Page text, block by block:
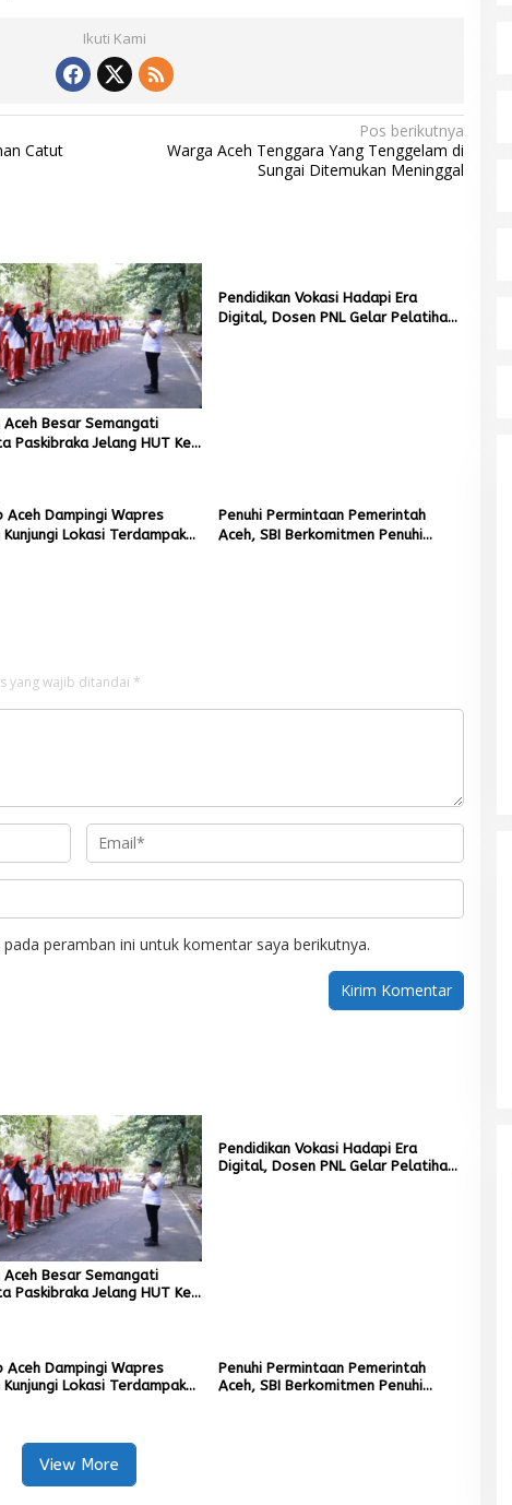
Ikuti Kami
Catut
Pos berikutnya
Warga Aceh Tenggara Yang Tenggelam di
Sungai Ditemukan Meninggal
Aceh Besar Semangati
Paskibraka Jelang HUT Ke-
Pendidikan Vokasi Hadapi Era
Digital, Dosen PNL Gelar Pelatihan
Aceh Dampingi Wapres
Kunjungi Lokasi Terdampak
Penuhi Permintaan Pemerintah
Aceh, SBI Berkomitmen Penuhi
yang wajib ditandai *
peramban ini untuk komentar saya berikutnya.
Aceh Besar Semangati
Paskibraka Jelang HUT Ke-
Pendidikan Vokasi Hadapi Era
Digital, Dosen PNL Gelar Pelatihan
Aceh Dampingi Wapres
Kunjungi Lokasi Terdampak
Penuhi Permintaan Pemerintah
Aceh, SBI Berkomitmen Penuhi
View More
Mualem tunjuk Wan Malaya jadi Pj
Ketua Partai Aceh Nagan Raya